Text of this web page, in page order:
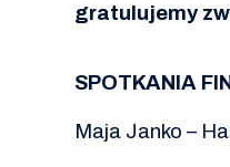
gratulujemy
SPOTKANIA
Maja Janko –